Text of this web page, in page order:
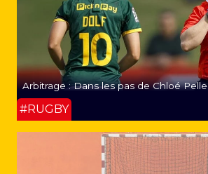
Arbitrage : Dans les pas de Chloé Pelle
#RUGBY